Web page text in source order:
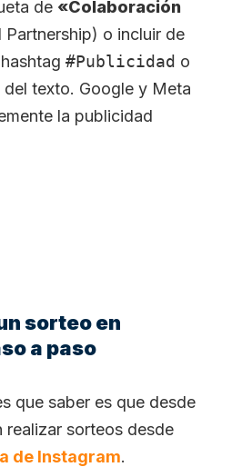
de «Colaboración
Partnership) o incluir de
#Publicidad o
del texto. Google y Meta
la publicidad
sorteo en
a paso
que saber es que desde
realizar sorteos desde
de Instagram.